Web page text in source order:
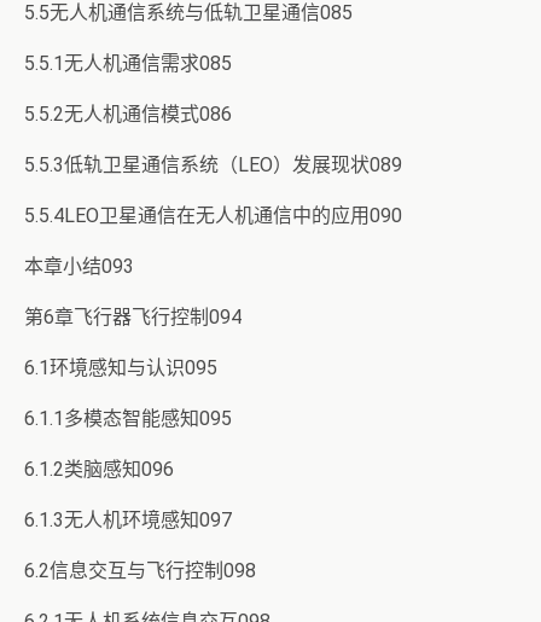
5.5无人机通信系统与低轨卫星通信085
5.5.1无人机通信需求085
5.5.2无人机通信模式086
5.5.3低轨卫星通信系统（LEO）发展现状089
5.5.4LEO卫星通信在无人机通信中的应用090
本章小结093
第6章飞行器飞行控制094
6.1环境感知与认识095
6.1.1多模态智能感知095
6.1.2类脑感知096
6.1.3无人机环境感知097
6.2信息交互与飞行控制098